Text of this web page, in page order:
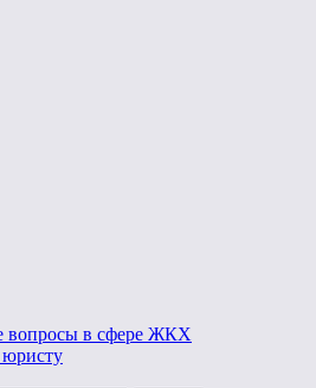
вопросы в сфере ЖКХ
юристу